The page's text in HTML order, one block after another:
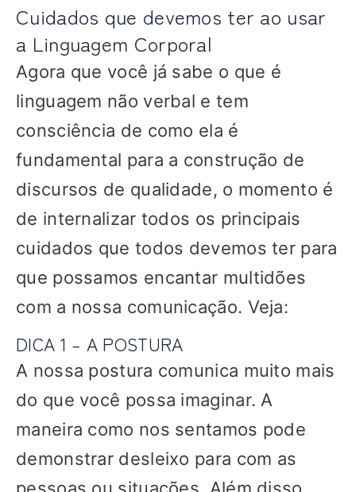
Cuidados que devemos ter ao usar
a Linguagem Corporal
Agora que você já sabe o que é
linguagem não verbal e tem
consciência de como ela é
fundamental para a construção de
discursos de qualidade, o momento é
de internalizar todos os principais
cuidados que todos devemos ter para
que possamos encantar multidões
com a nossa comunicação. Veja:
DICA 1 – A POSTURA
A nossa postura comunica muito mais
do que você possa imaginar. A
maneira como nos sentamos pode
demonstrar desleixo para com as